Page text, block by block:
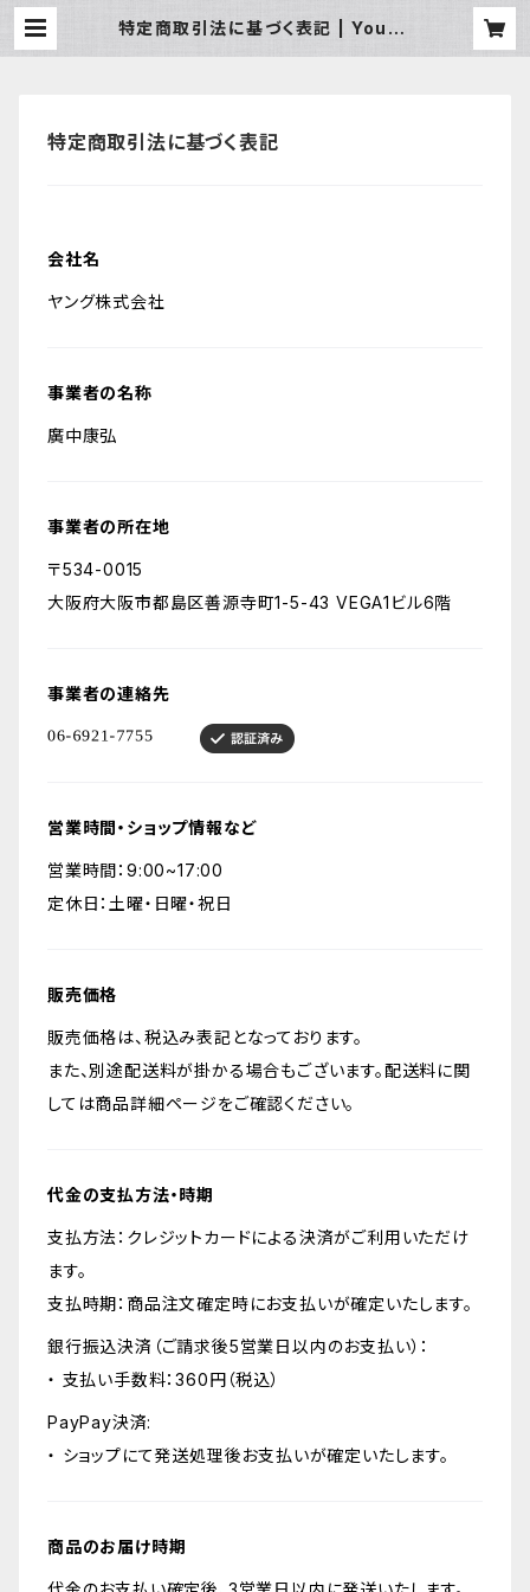
特定商取引法に基づく表記 | Young
特定商取引法に基づく表記
会社名
ヤング株式会社
事業者の名称
廣中康弘
事業者の所在地
〒534-0015
大阪府大阪市都島区善源寺町1-5-43 VEGA1ビル6階
事業者の連絡先
営業時間・ショップ情報など
営業時間：9:00~17:00
定休日：土曜・日曜・祝日
販売価格
販売価格は、税込み表記となっております。
また、別途配送料が掛かる場合もございます。配送料に関
しては商品詳細ページをご確認ください。
代金の支払方法・時期
支払方法：クレジットカードによる決済がご利用いただけ
ます。
支払時期：商品注文確定時にお支払いが確定いたします。
銀行振込決済（ご請求後5営業日以内のお支払い）：
・ 支払い手数料：360円（税込）
PayPay決済:
・ ショップにて発送処理後お支払いが確定いたします。
商品のお届け時期